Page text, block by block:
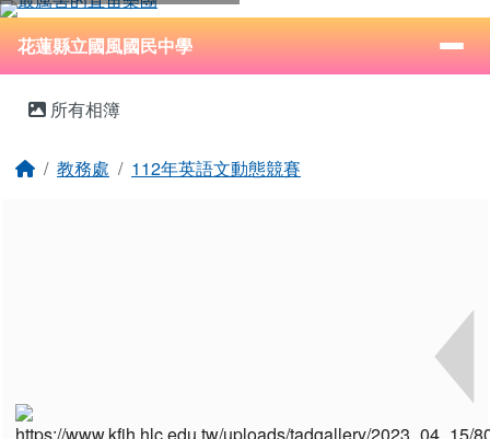
跳至主內容區
花蓮縣立國風國民中學
⏸
導覽列
花蓮縣立國風國民中學
所有相簿
回首頁
教務處 112年英語文動態競賽